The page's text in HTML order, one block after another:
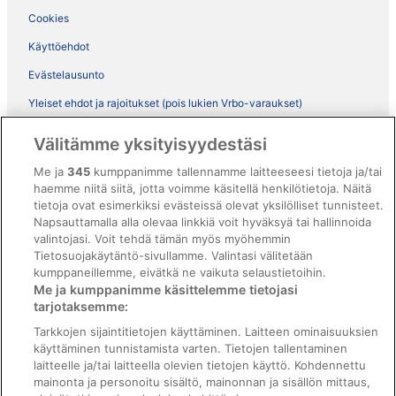
Cookies
Käyttöehdot
Evästelausunto
Yleiset ehdot ja rajoitukset (pois lukien Vrbo-varaukset)
ebookers BONUS+ -ohjelman ehdot
Oikeudelliset tiedot / ota meihin yhteyttä
Sisältövaatimukset ja ilmoituksen tekeminen sisällöstä
Tuki
Ota yhteyttä
Varauksen muuttaminen tai peruuttaminen
Varaa lento lentoyhtiön hyvityskupongeilla
Välitämme yksityisyydestäsi
Me ja345 kumppanimme tallennamme laitteeseesi tietoja ja/tai
haemme niitä siitä, jotta voimme käsitellä henkilötietoja. Näitä
tietoja ovat esimerkiksi evästeissä olevat yksilölliset tunnisteet.
Napsauttamalla alla olevaa linkkiä voit hyväksyä tai hallinnoida
valintojasi. Voit tehdä tämän myös myöhemmin
Tietosuojakäytäntö-sivullamme. Valintasi välitetään
kumppaneillemme, eivätkä ne vaikuta selaustietoihin.
Me ja kumppanimme käsittelemme tietojasi
tarjotaksemme:
Tarkkojen sijaintitietojen käyttäminen. Laitteen ominaisuuksien
käyttäminen tunnistamista varten. Tietojen tallentaminen
laitteelle ja/tai laitteella olevien tietojen käyttö. Kohdennettu
mainonta ja personoitu sisältö, mainonnan ja sisällön mittaus,